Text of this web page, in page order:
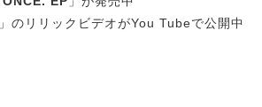
のリリックビデオがYou Tubeで公開中